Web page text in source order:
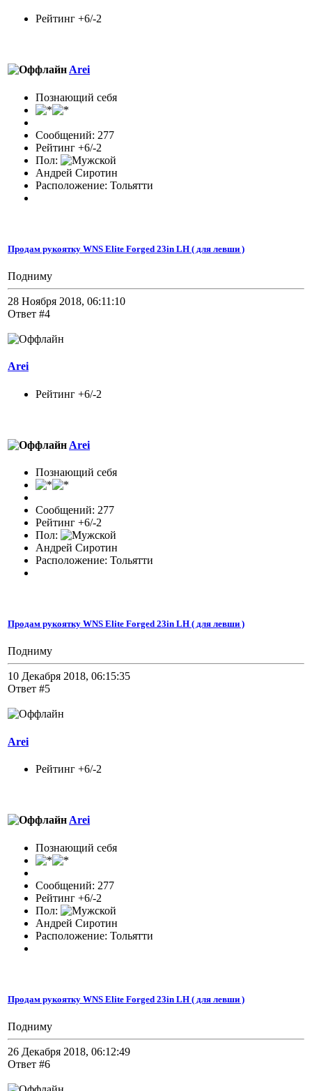
Рейтинг +6/-2
Arei
Познающий себя
Сообщений: 277
Рейтинг +6/-2
Пол:
Андрей Сиротин
Расположение: Тольятти
Продам рукоятку WNS Elite Forged 23in LH ( для левши )
Подниму
28 Ноября 2018, 06:11:10
Ответ #4
Arei
Рейтинг +6/-2
Arei
Познающий себя
Сообщений: 277
Рейтинг +6/-2
Пол:
Андрей Сиротин
Расположение: Тольятти
Продам рукоятку WNS Elite Forged 23in LH ( для левши )
Подниму
10 Декабря 2018, 06:15:35
Ответ #5
Arei
Рейтинг +6/-2
Arei
Познающий себя
Сообщений: 277
Рейтинг +6/-2
Пол:
Андрей Сиротин
Расположение: Тольятти
Продам рукоятку WNS Elite Forged 23in LH ( для левши )
Подниму
26 Декабря 2018, 06:12:49
Ответ #6